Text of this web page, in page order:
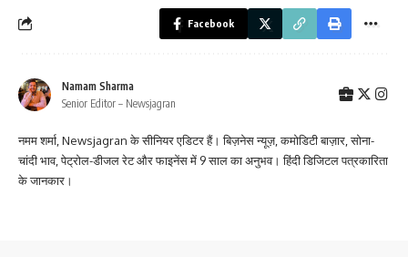
Facebook
Namam Sharma
Senior Editor – Newsjagran
नमम शर्मा, Newsjagran के सीनियर एडिटर हैं। बिज़नेस न्यूज़, कमोडिटी बाज़ार, सोना-
चांदी भाव, पेट्रोल-डीजल रेट और फाइनेंस में 9 साल का अनुभव। हिंदी डिजिटल पत्रकारिता
के जानकार।